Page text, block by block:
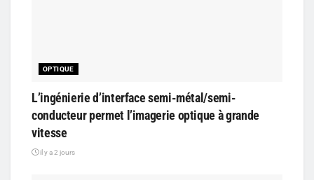
OPTIQUE
L’ingénierie d’interface semi-métal/semi-
conducteur permet l’imagerie optique à grande
vitesse
il y a 2 jours